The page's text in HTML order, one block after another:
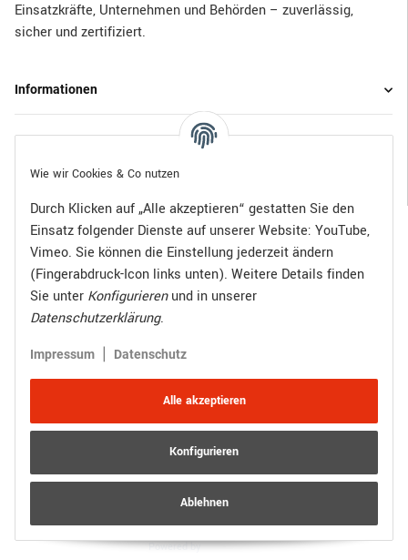
Alle akzeptieren
Konfigurieren
Ablehnen
Wie wir Cookies & Co nutzen
Durch Klicken auf „Alle akzeptieren“ gestatten Sie den
Einsatz folgender Dienste auf unserer Website: YouTube,
Vimeo. Sie können die Einstellung jederzeit ändern
(Fingerabdruck-Icon links unten). Weitere Details finden
Sie unter Konfigurierenund in unserer
Datenschutzerklärung.
Impressum Datenschutz
Einsatzkräfte, Unternehmen und Behörden – zuverlässig,
sicher und zertifiziert.
Informationen
Gesetzliche Informationen
Bezahlen Sie bequem per:
Zugestellt durch:
Vertrag widerrufen
* Alle Preise inkl. gesetzlicher USt., zzgl.Versand
© R.Kuhn GmbH Besucherzähler: 4013225
Powered byJTL-Shop